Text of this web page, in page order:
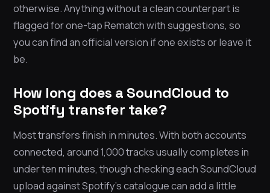
otherwise. Anything without a clean counterpart is
flagged for one-tap Rematch with suggestions, so
you can find an official version if one exists or leave it
be.
How long does a SoundCloud to
Spotify transfer take?
Most transfers finish in minutes. With both accounts
connected, around 1,000 tracks usually completes in
under ten minutes, though checking each SoundCloud
upload against Spotify’s catalogue can add a little